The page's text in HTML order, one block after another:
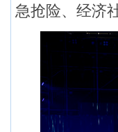
急抢险、经济